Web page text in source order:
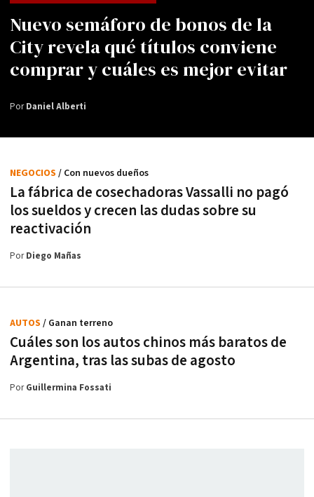
Nuevo semáforo de bonos de la
City revela qué títulos conviene
comprar y cuáles es mejor evitar
PorDaniel Alberti
La fábrica de cosechadoras Vassalli no pagó
los sueldos y crecen las dudas sobre su
reactivación
NEGOCIOS / Con nuevos dueños
PorDiego Mañas
Cuáles son los autos chinos más baratos de
Argentina, tras las subas de agosto
AUTOS / Ganan terreno
PorGuillermina Fossati